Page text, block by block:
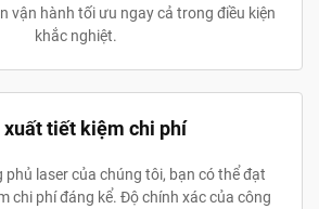
vận hành tối ưu ngay cả trong điều kiện
khắc nghiệt.
xuất tiết kiệm chi phí
phủ laser của chúng tôi, bạn có thể đạt
chi phí đáng kể. Độ chính xác của công